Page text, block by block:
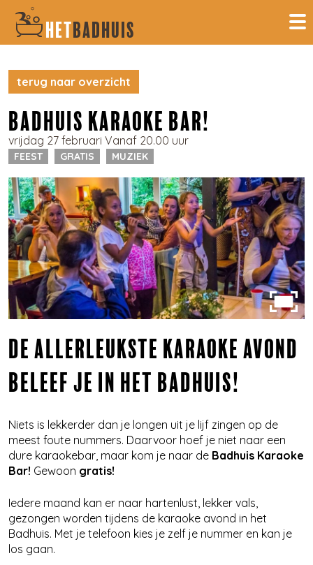
HETBADHUIS
terug naar overzicht
BADHUIS KARAOKE BAR!
vrijdag 27 februari Vanaf 20.00 uur
FEEST GRATIS MUZIEK
DE ALLERLEUKSTE KARAOKE AVOND
BELEEF JE IN HET BADHUIS!
Niets is lekkerder dan je longen uit je lijf zingen op de
meest foute nummers. Daarvoor hoef je niet naar een
dure karaokebar, maar kom je naar de Badhuis Karaoke
Bar! Gewoon gratis!
Iedere maand kan er naar hartenlust, lekker vals,
gezongen worden tijdens de karaoke avond in het
Badhuis. Met je telefoon kies je zelf je nummer en kan je
los gaan.